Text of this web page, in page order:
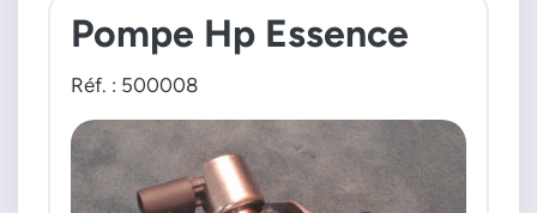
Pompe Hp Essence
Réf. : 500008